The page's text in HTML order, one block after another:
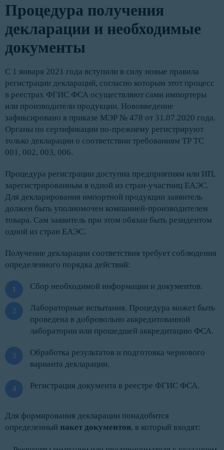
Процедура получения
декларации и необходимые
документы
С 1 января 2021 года вступили в силу новые правила
регистрации деклараций, согласно которым этот процесс
в реестрах ФГИС ФСА осуществляют сами импортеры
или производители продукции. Нововведение
зафиксировано в приказе МЭР № 478 от 31.07.2020 года.
Органы по сертификации по-прежнему регистрируют
только декларации о соответствии требованиям ТР ТС
001, 002, 003, 006.
Процедура регистрации доступна предприятиям или ИП,
зарегистрированным в одной из стран-участниц ЕАЭС.
Для декларирования импортной продукции заявитель
должен быть уполномочен компанией-производителем
товара. Сам заявитель при этом обязан быть резидентом
одной из стран ЕАЭС.
Получение декларации соответствия требует соблюдения
определенного порядка действий:
Сбор необходимой информации и документов.
Лабораторные испытания. Процедура может быть
проведена в добровольно аккредитованной
лаборатории или прошедшей аккредитацию ФСА.
Обработка результатов и подготовка чернового
варианта декларации.
Регистрация документа в реестре ФГИС ФСА.
Для формирования декларации понадобится
определенный пакет документов, в который входят: